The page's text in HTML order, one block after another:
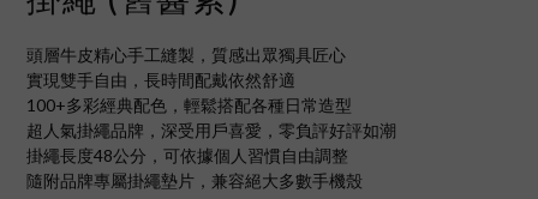
頭層牛皮精心手工縫製，質感出眾獨具匠心
實現雙手自由，長時間配戴依然舒適
100+多彩經典配色，輕鬆搭配各種日常造型
超人氣掛繩品牌，深受用戶喜愛，零負評好評如潮
掛繩長度48公分，可依據個人習慣自由調整
隨附品牌專屬掛繩墊片，兼容絕大多數手機殼